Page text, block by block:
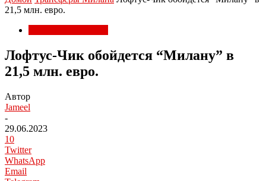
21,5 млн. евро.
Лофтус-Чик обойдется “Милану” в
21,5 млн. евро.
Автор
Jameel
-
29.06.2023
10
Twitter
WhatsApp
Email